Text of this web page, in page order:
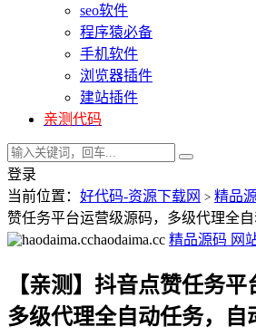
seo软件
程序猿必备
手机软件
浏览器插件
建站插件
亲测代码
登录
当前位置： 好代码-资源下载网 > 精品
赞任务平台运营级源码，多级代理全
haodaima.cc 精品源码 网
【亲测】抖音点赞任务平
多级代理全自动任务，自